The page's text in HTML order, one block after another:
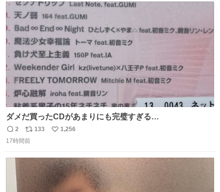
ト
数
数
ダメだ買ったCDがあまりにも完璧すぎる…
返
信
2
リ
ポ
ト
数
133
い
数
1,256
17時間前